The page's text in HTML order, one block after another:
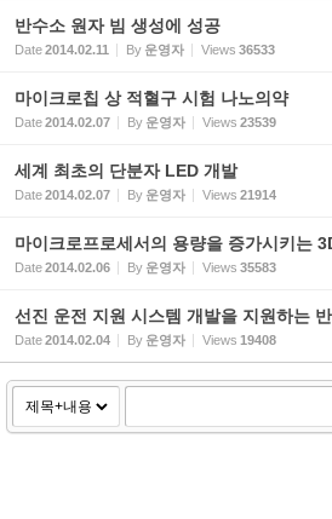
반수소 원자 빔 생성에 성공
Date2014.02.11 By 운영자 Views 36533
마이크로칩 상 적혈구 시험 나노의약
Date2014.02.07 By 운영자 Views 23539
세계 최초의 단분자 LED 개발
Date2014.02.07 By 운영자 Views 21914
마이크로프로세서의 용량을 증가시키는
Date2014.02.06 By 운영자 Views 35583
선진 운전 지원 시스템 개발을 지원하는
Date2014.02.04 By 운영자 Views 19408